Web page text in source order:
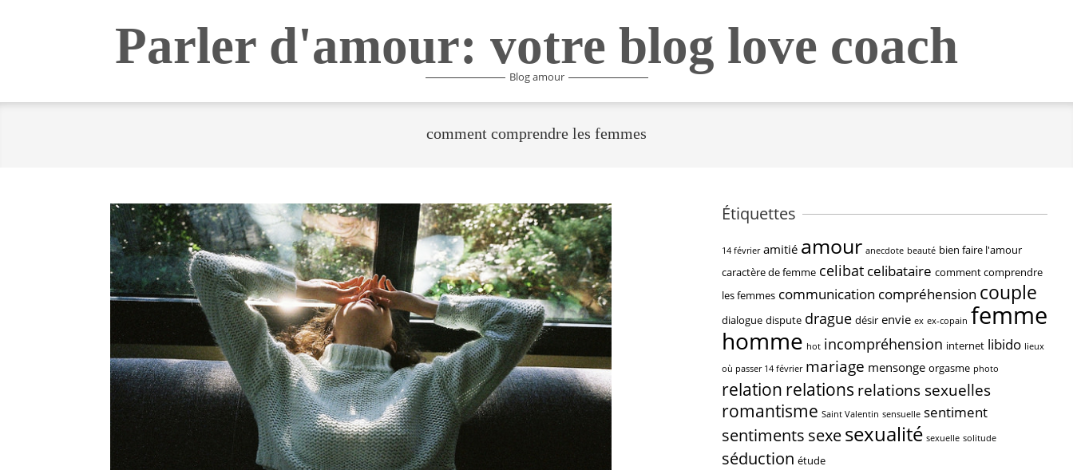
Parler d'amour: votre blog love coach
Blog amour
comment comprendre les femmes
Étiquettes
14 février amitié amour anecdote beauté bien faire l'amour
caractère de femme celibat celibataire comment comprendre
les femmes communication compréhension couple
dialogue dispute drague désir envie ex ex-copain femme
homme hot incompréhension internet libido lieux
où passer 14 février mariage mensonge orgasme photo
relation relations relations sexuelles
romantisme Saint Valentin sensuelle sentiment
sentiments sexesexualité sexuelle solitude
séduction étude